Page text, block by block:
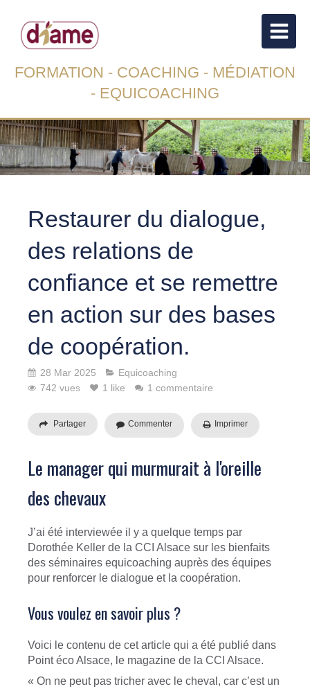
FORMATION - COACHING - MÉDIATION
- EQUICOACHING
Restaurer du dialogue,
des relations de
confiance et se remettre
en action sur des bases
de coopération.
28 Mar 2025
Equicoaching
742 vues
1 like 1 commentaire
Partager Commenter Imprimer
Le manager qui murmurait à l'oreille
des chevaux
J’ai été interviewée il y a quelque temps par
Dorothée Keller de la CCI Alsace sur les bienfaits
des séminaires equicoaching auprès des équipes
pour renforcer le dialogue et la coopération.
Vous voulez en savoir plus ?
Voici le contenu de cet article qui a été publié dans
Point éco Alsace, le magazine de la CCI Alsace.
« On ne peut pas tricher avec le cheval, car c’est un